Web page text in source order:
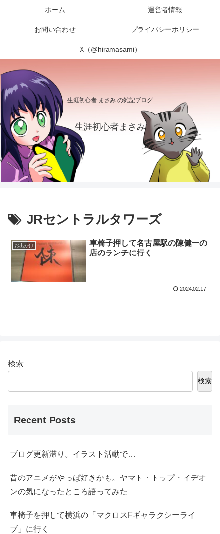
生涯初心者 まさみ の雑記ブログ
生涯初心者まさみ
ホーム 運営者情報
お問い合わせ プライバシーポリシー
X（@hiramasami）
JRセントラルタワーズ
お出かけ
車椅子押して名古屋駅の陳健一の
店のランチに行く
2024.02.17
検索
検索
Recent Posts
ブログ更新滞り。イラスト活動で…
昔のアニメがやっぱ好きかも。ヤマト・トップ・イデオ
ンの気になったところ語ってみた
車椅子を押して横浜の「マクロスFギャラクシーライ
ブ」に行く